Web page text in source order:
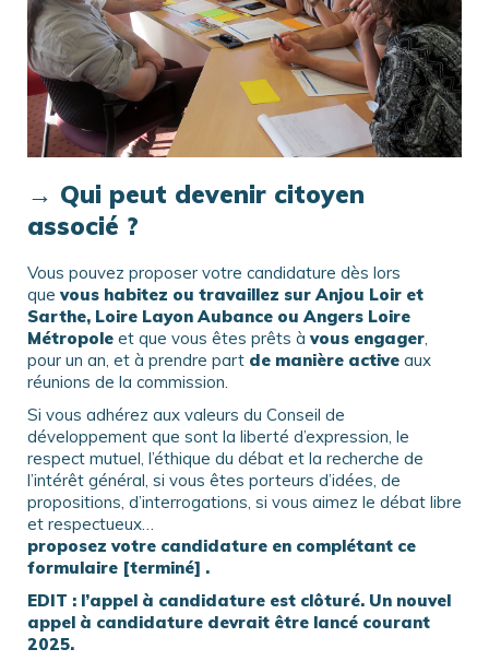
→ Qui peut devenir citoyen
associé ?
Vous pouvez proposer votre candidature dès lors
que vous habitez ou travaillez sur Anjou Loir et
Sarthe, Loire Layon Aubance ou Angers Loire
Métropole et que vous êtes prêts à vous engager
pour un an, et à prendre part de manière active aux
réunions de la commission.
Si vous adhérez aux valeurs du Conseil de
développement que sont la liberté d’expression, le
respect mutuel, l’éthique du débat et la recherche de
l’intérêt général, si vous êtes porteurs d’idées, de
propositions, d’interrogations, si vous aimez le débat libre
et respectueux…
proposez votre candidature en complétant ce
formulaire [terminé] .
EDIT : l’appel à candidature est clôturé. Un nouvel
appel à candidature devrait être lancé courant
2025.